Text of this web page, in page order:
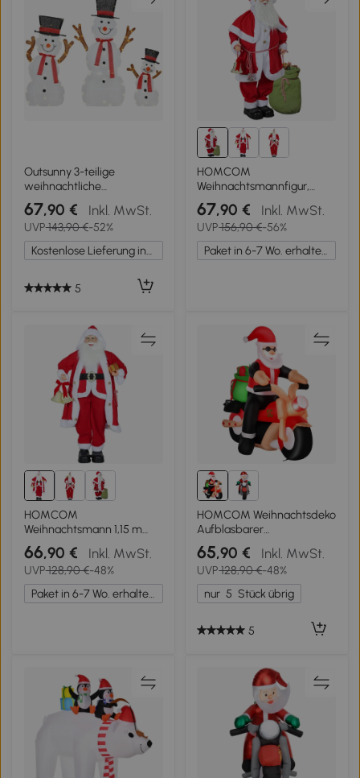
Outsunny 3-teilige
weihnachtliche
Schneemann-Familie,
Außendekoration, LED-
Lichter, Bodenpfähle,
wasserfest, Stahl,
Polyester, Weiß
67,90 € Inkl. MwSt.
UVP143,90 €-52%
Kostenlose Lieferung innerhalb Deutschlands
5
HOMCOM
Weihnachtsmannfigur,
beweglich, mit
Geräuschsensor, Lachen &
Musik, 140 cm, Rot
67,90 € Inkl. MwSt.
UVP156,90 €-56%
Paket in 6-7 Wo. erhalten.
HOMCOM
Weihnachtsmann 1,15 m
stehende Weihnachtsmann
mit Geschenk- und
Weihnachtsglock Indoor,
Rot
66,90 € Inkl. MwSt.
UVP128,90 €-48%
Paket in 6-7 Wo. erhalten.
HOMCOM Weihnachtsdeko
Aufblasbarer
Weihnachtsmann Outdoor-
Weihnachtsdekoration, inkl.
Gebläse, 1,65 m, Rot + Weiß
+ Schwarz
65,90 € Inkl. MwSt.
UVP128,90 €-48%
nur 5 Stück übrig
5